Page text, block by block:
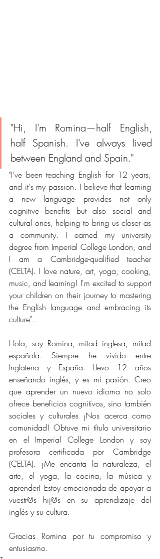
"Hi, I'm Romina—half English,
half Spanish. I've always lived
between England and Spain."
"I've been teaching English for 12 years,
and it's my passion. I believe that learning
a new language provides not only
cognitive benefits but also social and
cultural ones, helping to bring us closer as
a community. I earned my university
degree from Imperial College London, and
I am a Cambridge-qualified teacher
(CELTA). I love nature, art, yoga, cooking,
music, and learning! I'm excited to support
your children on their journey to mastering
the English language and embracing its
culture".
Hola, soy Romina, mitad inglesa, mitad
española. Siempre he vivido entre
Inglaterra y España. Llevo 12 años
enseñando inglés, y es mi pasión. Creo
que aprender un nuevo idioma no solo
ofrece beneficios cognitivos, sino también
sociales y culturales ¡Nos acerca como
comunidad! Obtuve mi título universitario
en el Imperial College London y soy
profesora certificada por Cambridge
(CELTA). ¡Me encanta la naturaleza, el
arte, el yoga, la cocina, la música y
aprender! Estoy emocionada de apoyar a
vuestr@s hij@s en su aprendizaje del
inglés y su cultura.
Gracias Romina por tu compromiso y
entusiasmo.